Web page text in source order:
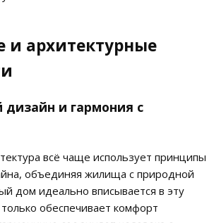
и архитектурные
и гармония с
всё чаще использует принципы
объединяя жилища с природной
дом идеально вписывается в эту
обеспечивает комфорт